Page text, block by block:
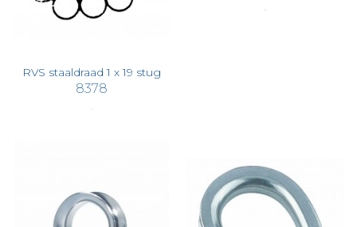
RVS staaldraad 1 x 19 stug
8378